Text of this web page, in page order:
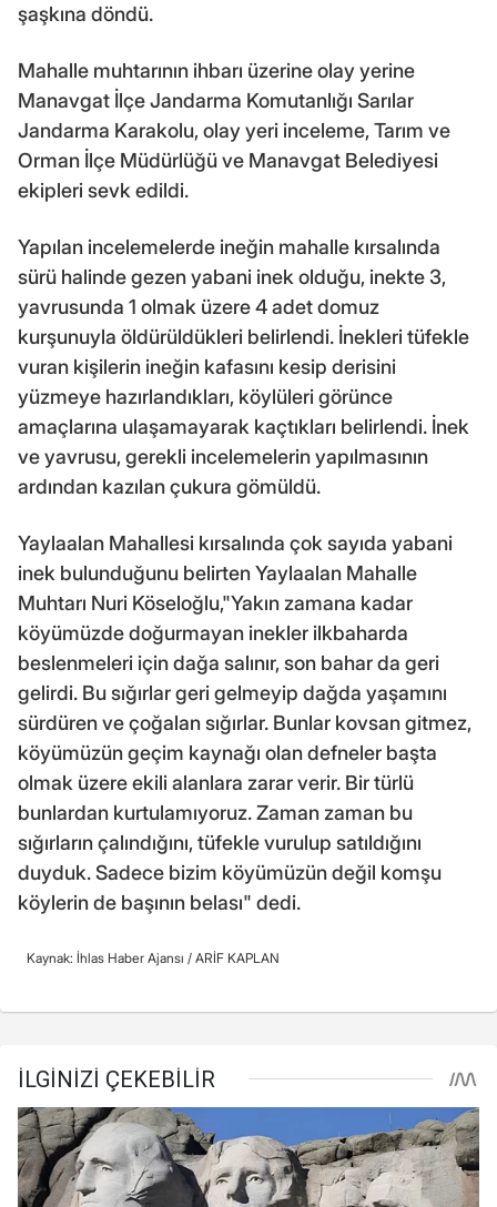
şaşkına döndü.
Mahalle muhtarının ihbarı üzerine olay yerine
Manavgat İlçe Jandarma Komutanlığı Sarılar
Jandarma Karakolu, olay yeri inceleme, Tarım ve
Orman İlçe Müdürlüğü ve Manavgat Belediyesi
ekipleri sevk edildi.
Yapılan incelemelerde ineğin mahalle kırsalında
sürü halinde gezen yabani inek olduğu, inekte 3,
yavrusunda 1 olmak üzere 4 adet domuz
kurşunuyla öldürüldükleri belirlendi. İnekleri tüfekle
vuran kişilerin ineğin kafasını kesip derisini
yüzmeye hazırlandıkları, köylüleri görünce
amaçlarına ulaşamayarak kaçtıkları belirlendi. İnek
ve yavrusu, gerekli incelemelerin yapılmasının
ardından kazılan çukura gömüldü.
Yaylaalan Mahallesi kırsalında çok sayıda yabani
inek bulunduğunu belirten Yaylaalan Mahalle
Muhtarı Nuri Köseloğlu,"Yakın zamana kadar
köyümüzde doğurmayan inekler ilkbaharda
beslenmeleri için dağa salınır, son bahar da geri
gelirdi. Bu sığırlar geri gelmeyip dağda yaşamını
sürdüren ve çoğalan sığırlar. Bunlar kovsan gitmez,
köyümüzün geçim kaynağı olan defneler başta
olmak üzere ekili alanlara zarar verir. Bir türlü
bunlardan kurtulamıyoruz. Zaman zaman bu
sığırların çalındığını, tüfekle vurulup satıldığını
duyduk. Sadece bizim köyümüzün değil komşu
köylerin de başının belası" dedi.
Kaynak: İhlas Haber Ajansı / ARİF KAPLAN